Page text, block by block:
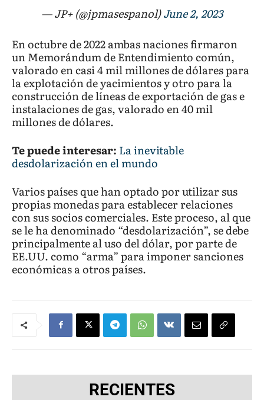
— JP+ (@jpmasespanol)June 2, 2023
En octubre de 2022 ambas naciones firmaron
un Memorándum de Entendimiento común,
valorado en casi 4 mil millones de dólares para
la explotación de yacimientos y otro para la
construcción de líneas de exportación de gas e
instalaciones de gas, valorado en 40 mil
millones de dólares.
Te puede interesar: La inevitable
desdolarización en el mundo
Varios países que han optado por utilizar sus
propias monedas para establecer relaciones
con sus socios comerciales. Este proceso, al que
se le ha denominado “desdolarización”, se debe
principalmente al uso del dólar, por parte de
EE.UU. como “arma” para imponer sanciones
económicas a otros países.
RECIENTES